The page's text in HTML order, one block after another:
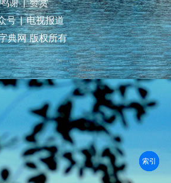
鸣谢 | 赞赏
号 | 电视报道
典网 版权所有
部首
笔划
拼音
潮拼